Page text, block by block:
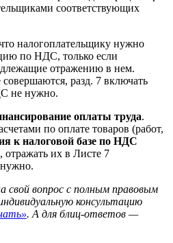
соответствующих
налогоплательщику нужно
по НДС, только если
отражению в нем.
разд. 7 включать
не нужно.
оплаты труда.
по оплате товаров (работ,
к налоговой базе по НДС
отражать их в Листе 7
вопрос с полным правовым
консультацию
. А для блиц-ответов —